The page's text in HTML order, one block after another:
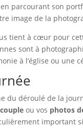
parcourant son
image de la
tient à cœur pour
sont à
à l’église ou une
du déroulé de la
ou vos photos
important